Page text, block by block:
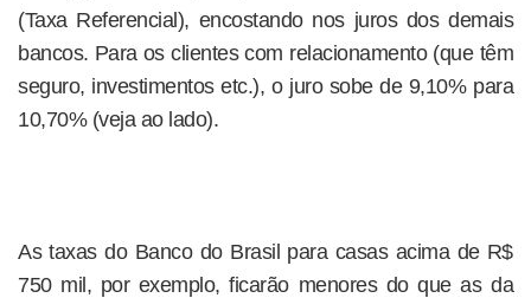
(Taxa Referencial), encostando nos juros dos demais
bancos. Para os clientes com relacionamento (que têm
seguro, investimentos etc.), o juro sobe de 9,10% para
10,70% (veja ao lado).
As taxas do Banco do Brasil para casas acima de R$
750 mil, por exemplo, ficarão menores do que as da